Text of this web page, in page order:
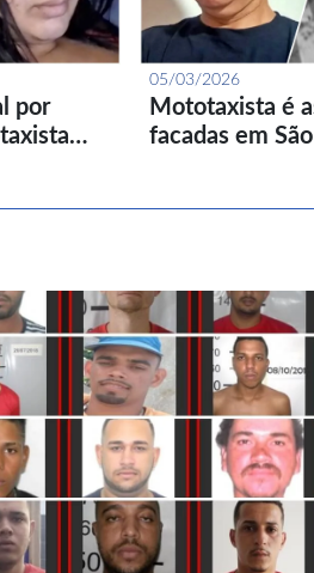
por
05/03/2026
Mototaxista é
facadas em